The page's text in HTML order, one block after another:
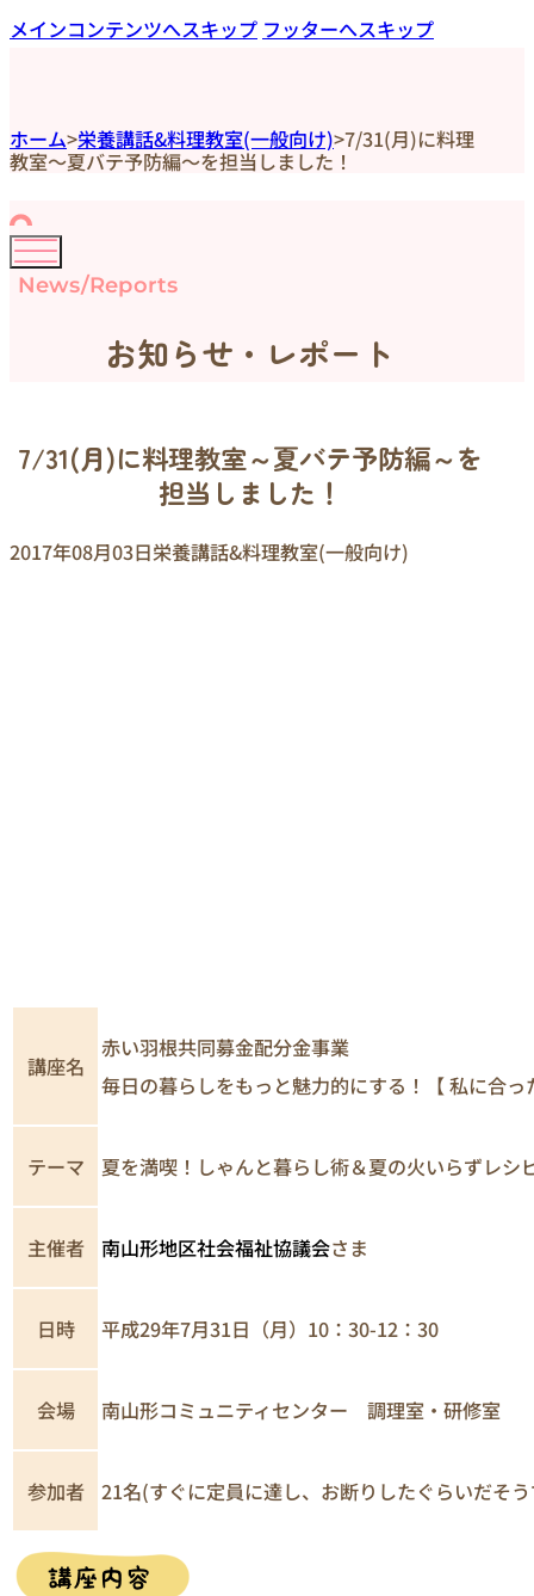
メインコンテンツへスキップ フッターへスキップ
ホーム>栄養講話&料理教室(一般向け)>7/31(月)に料理
教室～夏バテ予防編～を担当しました！
News/Reports
お知らせ・レポート
7/31(月)に料理教室～夏バテ予防編～を
担当しました！
2017年08月03日栄養講話&料理教室(一般向け)
講座名
赤い羽根共同募金配分金事業
毎日の暮らしをもっと魅力的にする！【 私に合
テーマ 夏を満喫！しゃんと暮らし術＆夏の火いらずレシ
主催者 南山形地区社会福祉協議会さま
日時 平成29年7月31日（月）10：30-12：30
会場 南山形コミュニティセンター 調理室・研修室
参加者 21名(すぐに定員に達し、お断りしたぐらいだそ